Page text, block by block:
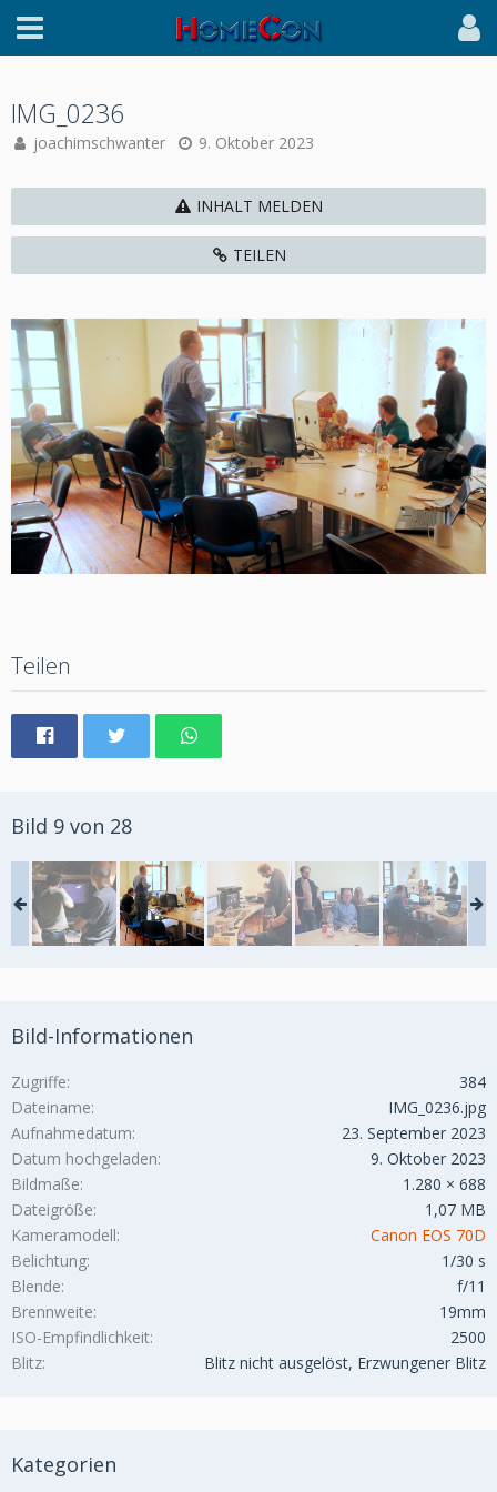
IMG_0236
joachimschwanter 9. Oktober 2023
INHALT MELDEN
TEILEN
Teilen
Bild 9 von 28
Bild-Informationen
Zugriffe
384
Dateiname
IMG_0236.jpg
Aufnahmedatum
23. September 2023
Datum hochgeladen
9. Oktober 2023
Bildmaße
1.280 × 688
Dateigröße
1,07 MB
Kameramodell
Canon EOS 70D
Belichtung
1/30 s
Blende
f/11
Brennweite
19mm
ISO-Empfindlichkeit
2500
Blitz
Blitz nicht ausgelöst, Erzwungener Blitz
Kategorien